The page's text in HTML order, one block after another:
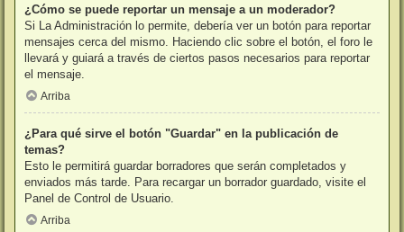
¿Cómo se puede reportar un mensaje a un moderador?
Si La Administración lo permite, debería ver un botón para reportar
mensajes cerca del mismo. Haciendo clic sobre el botón, el foro le
llevará y guiará a través de ciertos pasos necesarios para reportar
el mensaje.
Arriba
¿Para qué sirve el botón "Guardar" en la publicación de
temas?
Esto le permitirá guardar borradores que serán completados y
enviados más tarde. Para recargar un borrador guardado, visite el
Panel de Control de Usuario.
Arriba